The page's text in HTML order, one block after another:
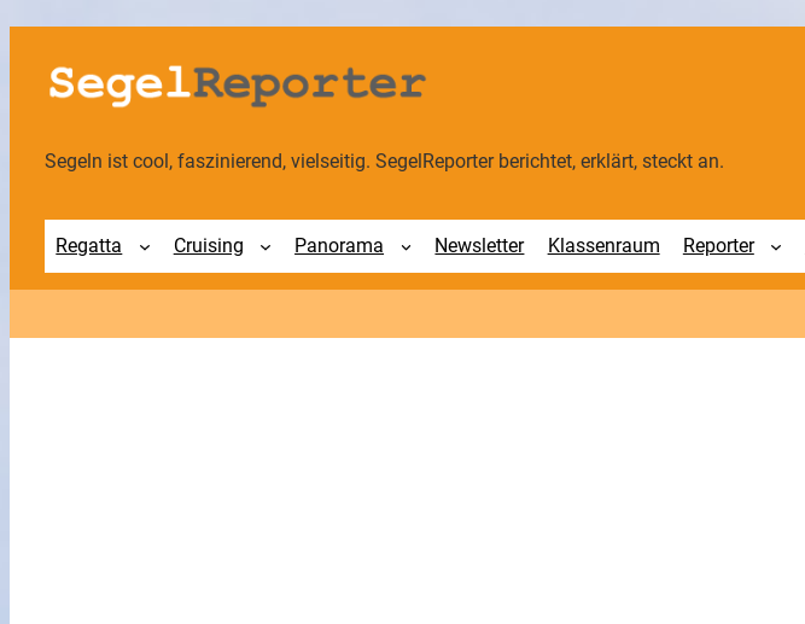
Zum
Inhalt
springen
Segeln ist cool, faszinierend, vielseitig. SegelReporter berichtet, erklärt, steckt an.
Regatta Cruising Panorama Newsletter Klassenraum Reporter